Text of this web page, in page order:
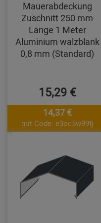
Mauerabdeckung
Zuschnitt 250 mm
Länge 1 Meter
Aluminium walzblank
0,8 mm (Standard)
15,29 €
14,37 €
mit Code: e3oc5w99fj